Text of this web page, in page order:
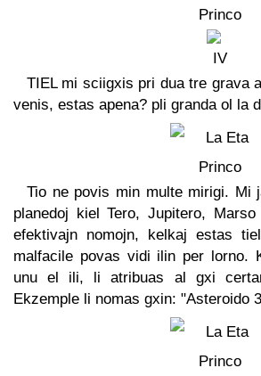
TIEL mi sciigxis pri dua tre grava
venis, estas apena? pli granda ol la
Tio ne povis min multe mirigi. Mi
planedoj kiel Tero, Jupitero,
efektivajn nomojn, kelkaj estas
malfacile povas vidi ilin per lorno.
unu el ili, li atribuas al gxi
Ekzemple li nomas gxin: "Asteroido